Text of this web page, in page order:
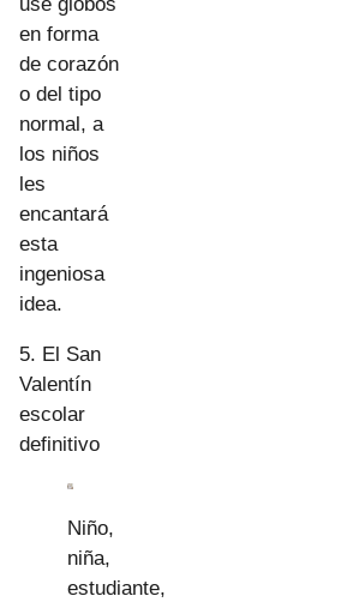
en forma
de corazón
o del tipo
normal, a
los niños
les
encantará
esta
ingeniosa
idea.
5. El San
Valentín
escolar
definitivo
Niño,
niña,
estudiante,